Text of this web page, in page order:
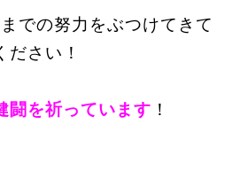
での努力をぶつけてきて
ださい！
闘を祈っています ！